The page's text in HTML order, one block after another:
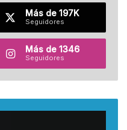
Más de 197K
Seguidores
Más de 1346
Seguidores